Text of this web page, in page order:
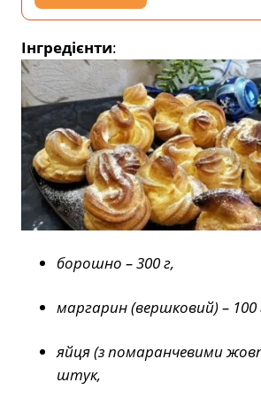
Інгредієнти:
борошно – 300 г,
маргарин (вершковий) – 100
яйця (з помаранчевими
штук,